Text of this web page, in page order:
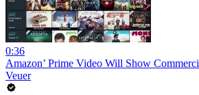
0:36
Amazon’ Prime Video Will Show
Veuer